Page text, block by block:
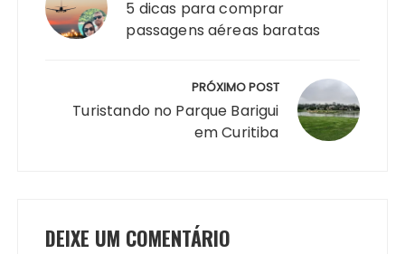
Post
5 dicas para comprar
passagens aéreas baratas
PRÓXIMO POST
Turistando no Parque Barigui
em Curitiba
DEIXE UM COMENTÁRIO